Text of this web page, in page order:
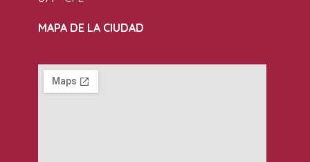
MAPA DE LA CIUDAD